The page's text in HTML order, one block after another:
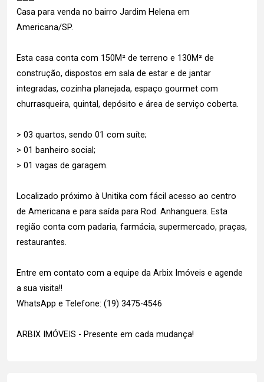
Casa para venda no bairro Jardim Helena em
Americana/SP.
Esta casa conta com 150M² de terreno e 130M² de
construção, dispostos em sala de estar e de jantar
integradas, cozinha planejada, espaço gourmet com
churrasqueira, quintal, depósito e área de serviço coberta.
> 03 quartos, sendo 01 com suíte;
> 01 banheiro social;
> 01 vagas de garagem.
Localizado próximo à Unitika com fácil acesso ao centro
de Americana e para saída para Rod. Anhanguera. Esta
região conta com padaria, farmácia, supermercado, praças,
restaurantes.
Entre em contato com a equipe da Arbix Imóveis e agende
a sua visita!!
WhatsApp e Telefone: (19) 3475-4546
ARBIX IMÓVEIS - Presente em cada mudança!